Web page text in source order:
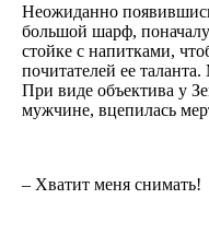
Неожиданно появившись
большой шарф,
стойке с напитками,
почитателей ее
При виде объектива у
мужчине, вцепилась
– Хватит меня снимать!